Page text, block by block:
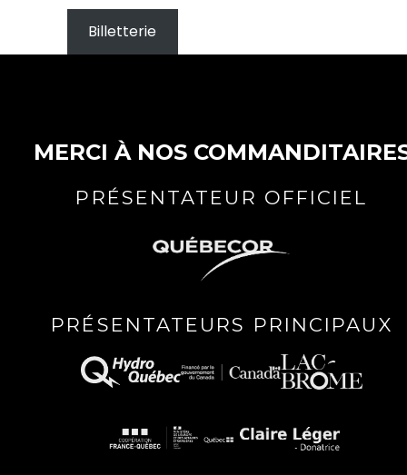
Billetterie
MERCI À NOS
PRÉSENTATEUR OFFICIEL
PRÉSENTATEURS PRINCIPAUX